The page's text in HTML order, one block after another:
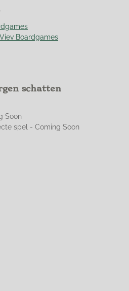
Boardgames
schatten
Soon
spel - Coming Soon